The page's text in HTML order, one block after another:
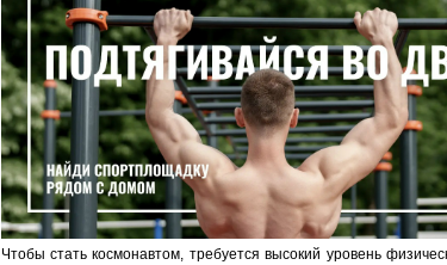
Чтобы стать космонавтом, требуется высокий уровень